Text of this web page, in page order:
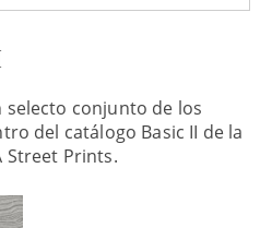
conjunto de los
del catálogo Basic II de la
Street Prints.